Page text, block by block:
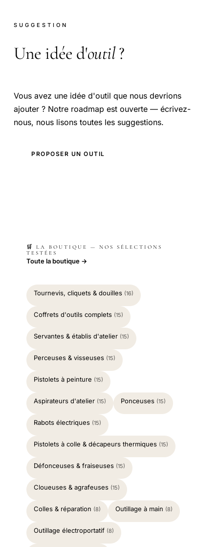
SUGGESTION
Une idée d'outil?
Vous avez une idée d'outil que nous devrions
ajouter ? Notre roadmap est ouverte — écrivez-
nous, nous lisons toutes les suggestions.
PROPOSER UN OUTIL
🛒 LA BOUTIQUE — NOS SÉLECTIONS
TESTÉES
Toute la boutique →
Tournevis, cliquets & douilles (16)
Coffrets d'outils complets (15)
Servantes & établis d'atelier (15)
Perceuses & visseuses (15)
Pistolets à peinture (15)
Aspirateurs d'atelier (15) Ponceuses (15)
Rabots électriques (15)
Pistolets à colle & décapeurs thermiques (15)
Défonceuses & fraiseuses (15)
Cloueuses & agrafeuses (15)
Colles & réparation (8) Outillage à main (8)
Outillage électroportatif (8)